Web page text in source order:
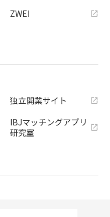
ZWEI
独立開業サイト
IBJマッチングアプリ
研究室